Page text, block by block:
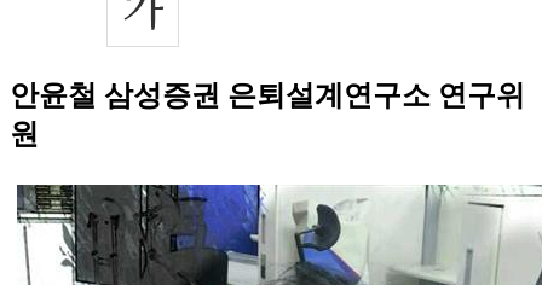
안윤철 삼성증권 은퇴설계연구소 연구위
원